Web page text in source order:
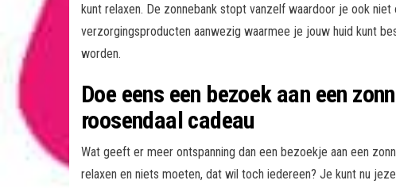
kunt relaxen. De zonnebank stopt vanzelf waardoor je ook
verzorgingsproducten aanwezig waarmee je jouw huid kunt
worden.
Doe eens een bezoek aan een
roosendaal cadeau
Wat geeft er meer ontspanning dan een bezoekje aan een
relaxen en niets moeten, dat wil toch iedereen? Je kunt nu